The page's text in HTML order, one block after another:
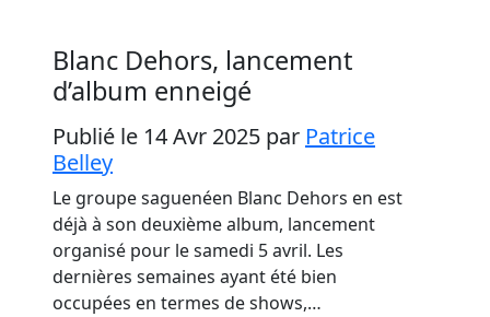
Blanc Dehors, lancement
d’album enneigé
Publié le 14 Avr 2025 par Patrice
Belley
Le groupe saguenéen Blanc Dehors en est
déjà à son deuxième album, lancement
organisé pour le samedi 5 avril. Les
dernières semaines ayant été bien
occupées en termes de shows,…